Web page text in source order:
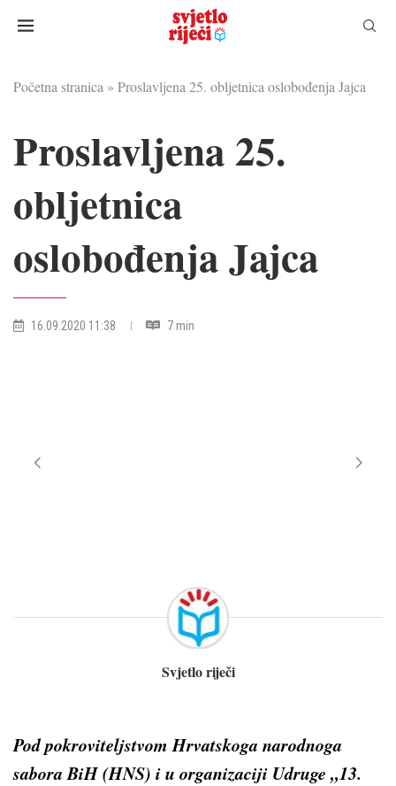
Početna stranica » Proslavljena 25. obljetnica oslobođenja Jajca
Proslavljena 25.
obljetnica
oslobođenja Jajca
16.09.2020 11:38 7 min
Svjetlo riječi
Pod pokroviteljstvom Hrvatskoga narodnoga
sabora BiH (HNS) i u organizaciji Udruge „13.